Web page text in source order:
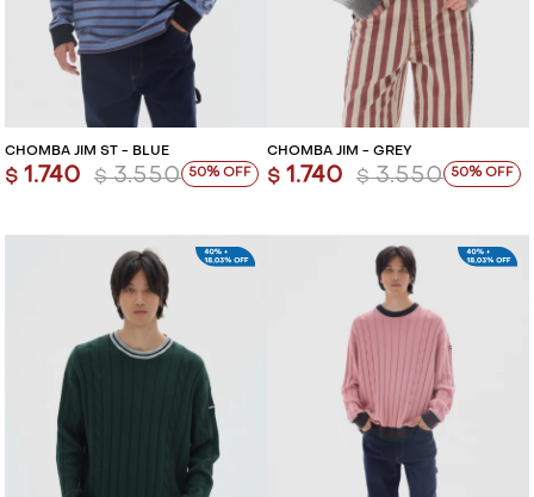
CHOMBA JIM ST - BLUE
$ 1.740 $ 3.550 50
CHOMBA JIM - GREY
$ 1.740 $ 3.550 50